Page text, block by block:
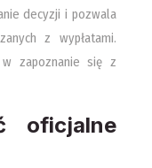
decyzji i pozwala
z wypłatami.
zapoznanie się z
oficjalne